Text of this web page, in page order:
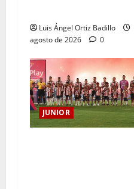
Luis Ángel Ortiz Badillo
agosto de 2026
0
JUNIOR